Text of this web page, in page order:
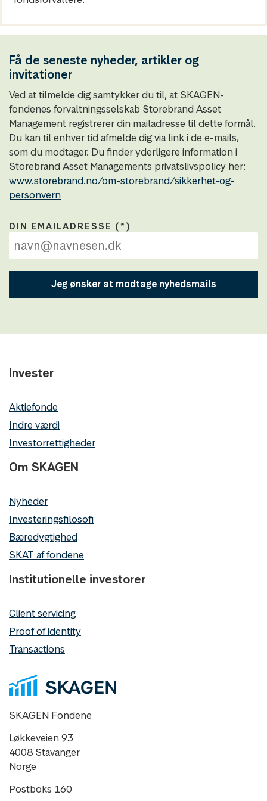
Få de seneste nyheder, artikler og
invitationer
Ved at tilmelde dig samtykker du til, at SKAGEN-
fondenes forvaltningsselskab Storebrand Asset
Management registrerer din mailadresse til dette formål.
Du kan til enhver tid afmelde dig via link i de e-mails,
som du modtager. Du finder yderligere information i
Storebrand Asset Managements privatslivspolicy her:
www.storebrand.no/om-storebrand/sikkerhet-og-
personvern
DIN EMAILADRESSE
Jeg ønsker at modtage nyhedsmails
Invester
Aktiefonde
Indre værdi
Investorrettigheder
Om SKAGEN
Nyheder
Investeringsfilosofi
Bæredygtighed
SKAT af fondene
Institutionelle investorer
Client servicing
Proof of identity
Transactions
SKAGEN Fondene
Løkkeveien 93
4008 Stavanger
Norge
Postboks 160